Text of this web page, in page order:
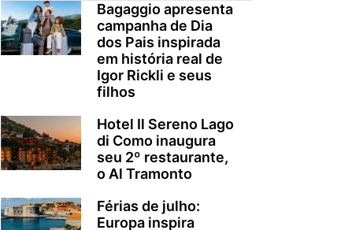
Bagaggio apresenta
campanha de Dia
dos Pais inspirada
em história real de
Igor Rickli e seus
filhos
Hotel Il Sereno Lago
di Como inaugura
seu 2º restaurante,
o Al Tramonto
Férias de julho:
Europa inspira